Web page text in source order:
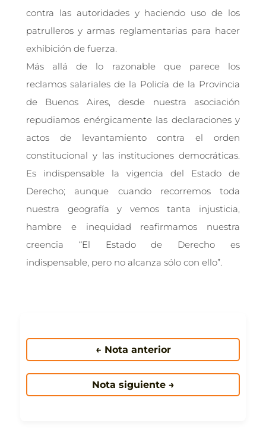
contra las autoridades y haciendo uso de los
patrulleros y armas reglamentarias para hacer
exhibición de fuerza.
Más allá de lo razonable que parece los
reclamos salariales de la Policía de la Provincia
de Buenos Aires, desde nuestra asociación
repudiamos enérgicamente las declaraciones y
actos de levantamiento contra el orden
constitucional y las instituciones democráticas.
Es indispensable la vigencia del Estado de
Derecho; aunque cuando recorremos toda
nuestra geografía y vemos tanta injusticia,
hambre e inequidad reafirmamos nuestra
creencia “El Estado de Derecho es
indispensable, pero no alcanza sólo con ello”.
← Nota anterior
Nota siguiente →